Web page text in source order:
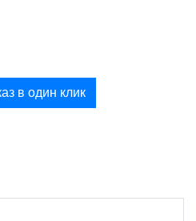
в один клик